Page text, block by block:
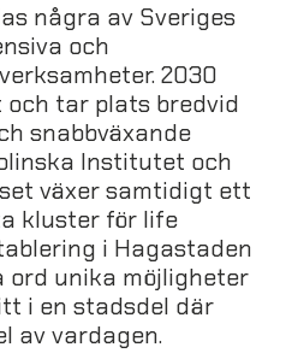
några av Sveriges
och
2030
tar plats bredvid
snabbväxande
Institutet och
växer samtidigt ett
kluster för life
i Hagastaden
ord unika möjligheter
i en stadsdel där
av vardagen.